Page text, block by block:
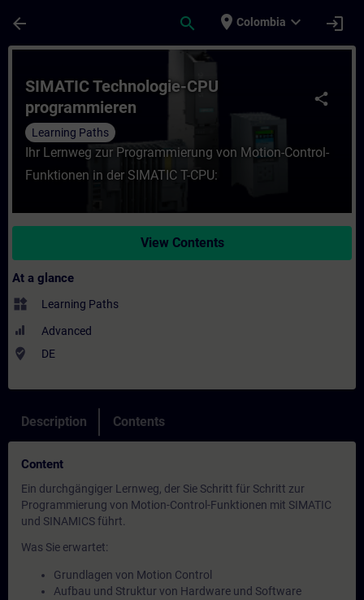
arrow_back search place Colombia expand_more login
Course - SIMATIC Technologie-CPU
share
SIMATIC Technologie-CPU
programmieren
Learning Paths
Ihr Lernweg zur Programmierung von Motion-Control-
Funktionen in der SIMATIC T-CPU:
View Contents
At a glance
widgets Learning Paths
Advanced
where_to_vote DE
Description Contents
Content
Ein durchgängiger Lernweg, der Sie Schritt für Schritt zur
Programmierung von Motion-Control-Funktionen mit SIMATIC
und SINAMICS führt.
Was Sie erwartet:
Grundlagen von Motion Control
Aufbau und Struktur von Hardware und Software